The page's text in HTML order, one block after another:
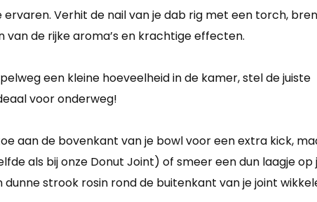
Verhit de nail van je dab rig met een torch,
de rijke aroma’s en krachtige effecten.
een kleine hoeveelheid in de kamer, stel de juiste
voor onderweg!
aan de bovenkant van je bowl voor een extra kick,
als bij onze Donut Joint) of smeer een dun laagje op
strook rosin rond de buitenkant van je joint